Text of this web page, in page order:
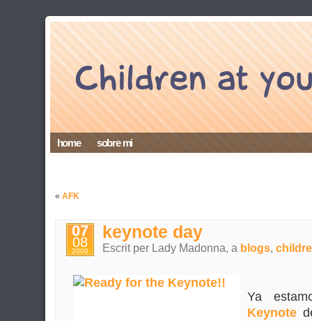
home sobre mi
« AFK
07
08
2006
keynote day
Escrit per Lady Madonna, a blogs,
Ya
Keynote